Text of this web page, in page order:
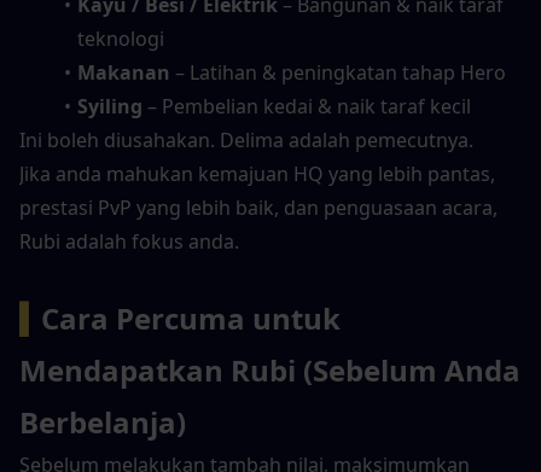
teknologi
Makanan – Latihan & peningkatan tahap Hero
Syiling – Pembelian kedai & naik taraf kecil
Ini boleh diusahakan. Delima adalah pemecutnya.
Jika anda mahukan kemajuan HQ yang lebih pantas,
prestasi PvP yang lebih baik, dan penguasaan acara,
Rubi adalah fokus anda.
Cara Percuma untuk
Mendapatkan Rubi (Sebelum Anda
Berbelanja)
Sebelum melakukan tambah nilai, maksimumkan